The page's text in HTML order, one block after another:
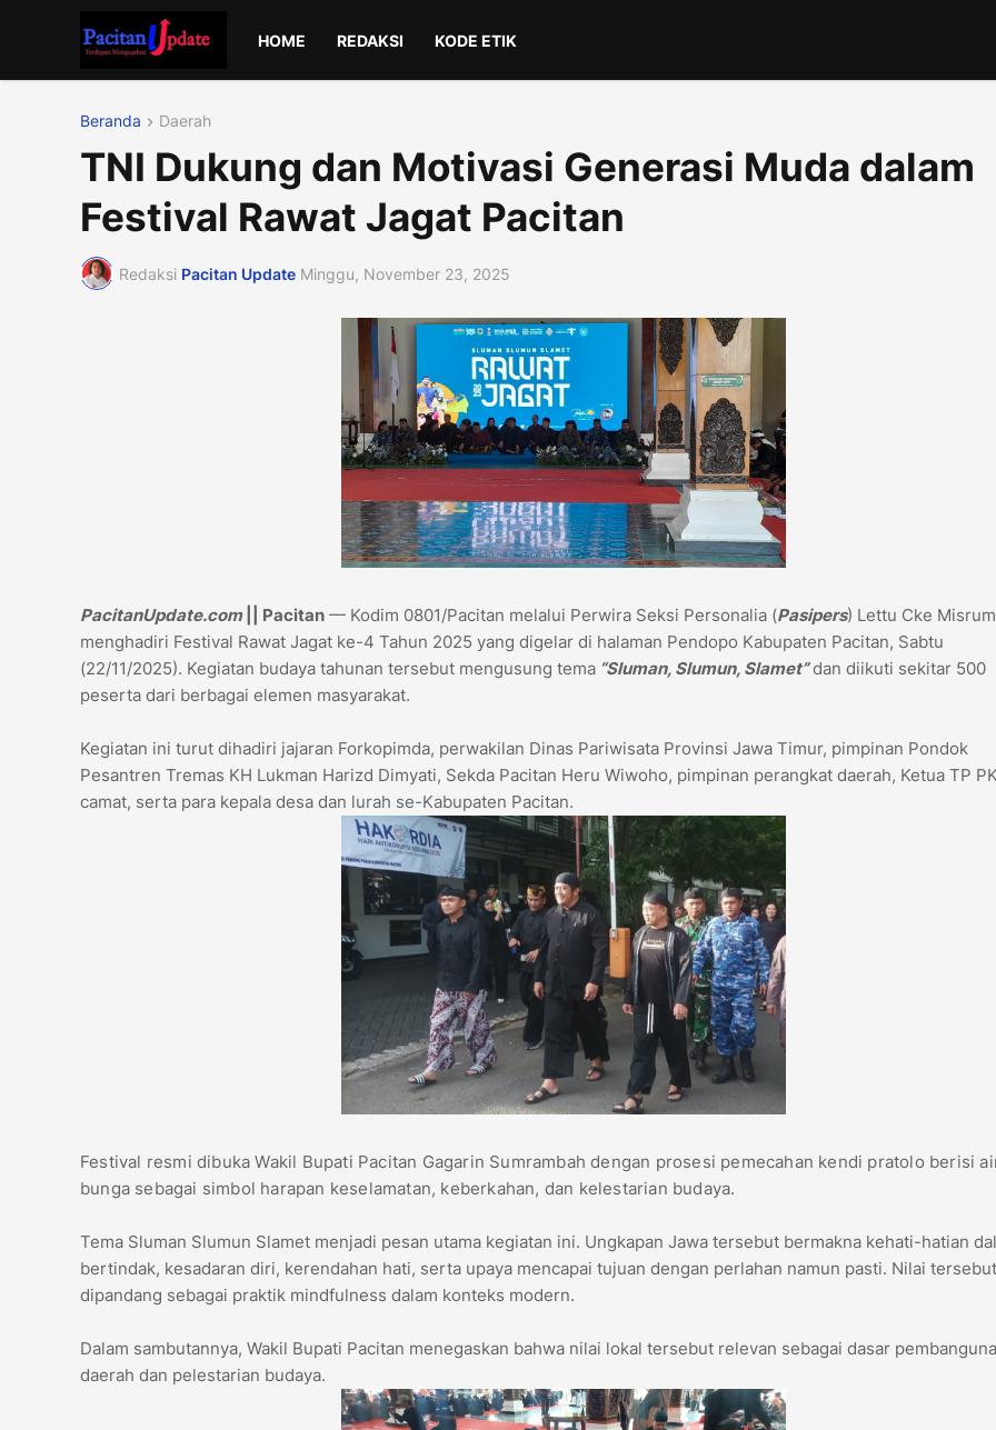
HOME REDAKSI KODE ETIK
Beranda Daerah
TNI Dukung dan Motivasi Generasi Muda dalam
Festival Rawat Jagat Pacitan
Redaksi Pacitan Update Minggu, November 23, 2025
PacitanUpdate.com || Pacitan — Kodim 0801/Pacitan melalui Perwira Seksi Personalia (Pasipers) Lettu Cke Misrum
menghadiri Festival Rawat Jagat ke-4 Tahun 2025 yang digelar di halaman Pendopo Kabupaten Pacitan, Sabtu
(22/11/2025). Kegiatan budaya tahunan tersebut mengusung tema “Sluman, Slumun, Slamet”dan diikuti sekitar 500
peserta dari berbagai elemen masyarakat.
Kegiatan ini turut dihadiri jajaran Forkopimda, perwakilan Dinas Pariwisata Provinsi Jawa Timur, pimpinan Pondok
Pesantren Tremas KH Lukman Harizd Dimyati, Sekda Pacitan Heru Wiwoho, pimpinan perangkat daerah, Ketua TP
camat, serta para kepala desa dan lurah se-Kabupaten Pacitan.
Festival resmi dibuka Wakil Bupati Pacitan Gagarin Sumrambah dengan prosesi pemecahan kendi pratolo berisi
bunga sebagai simbol harapan keselamatan, keberkahan, dan kelestarian budaya.
Tema Sluman Slumun Slamet menjadi pesan utama kegiatan ini. Ungkapan Jawa tersebut bermakna kehati-hatian
bertindak, kesadaran diri, kerendahan hati, serta upaya mencapai tujuan dengan perlahan namun pasti. Nilai
dipandang sebagai praktik mindfulness dalam konteks modern.
Dalam sambutannya, Wakil Bupati Pacitan menegaskan bahwa nilai lokal tersebut relevan sebagai dasar
daerah dan pelestarian budaya.